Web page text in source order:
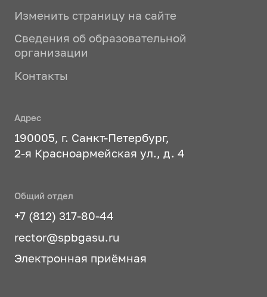
Изменить страницу на сайте
Сведения об образовательной
организации
Контакты
Адрес
190005, г. Санкт-Петербург,
2-я Красноармейская ул., д. 4
Общий отдел
+7 (812) 317-80-44
rector@spbgasu.ru
Электронная приёмная